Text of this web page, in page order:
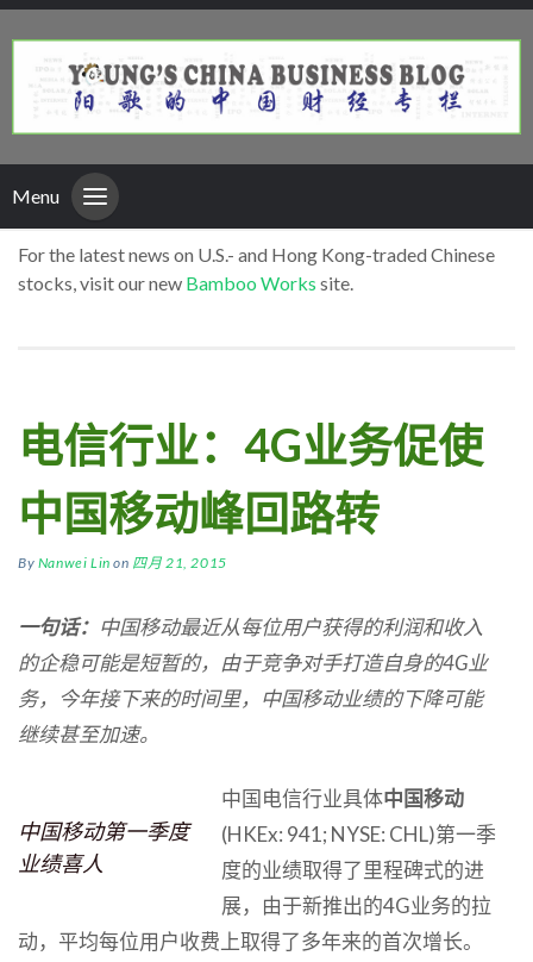
Menu
For the latest news on U.S.- and Hong Kong-traded Chinese
stocks, visit our new Bamboo Works site.
电信行业：4G业务促使
中国移动峰回路转
By Nanwei Lin on 四月 21, 2015
一句话： 中国移动最近从每位用户获得的利润和收入
的企稳可能是短暂的，由于竞争对手打造自身的4G业
务，今年接下来的时间里，中国移动业绩的下降可能
继续甚至加速。
中国移动第一季度
业绩喜人
中国电信行业具体中国移动
(HKEx: 941; NYSE: CHL)第一季
度的业绩取得了里程碑式的进
展，由于新推出的4G业务的拉
动，平均每位用户收费上取得了多年来的首次增长。